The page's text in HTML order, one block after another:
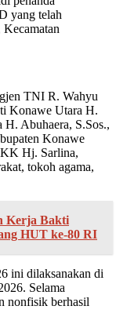
yang telah
TNI R. Wahyu
Konawe Utara H.
Abuhaera, S.Sos.,
Konawe
Hj. Sarlina,
tokoh agama,
Kerja Bakti
HUT ke-80 RI
ini dilaksanakan di
Selama
nonfisik berhasil